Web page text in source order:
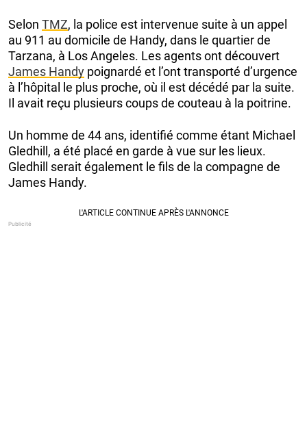
Selon TMZ, la police est intervenue suite à un appel
au 911 au domicile de Handy, dans le quartier de
Tarzana, à Los Angeles. Les agents ont découvert
James Handy poignardé et l’ont transporté d’urgence
à l’hôpital le plus proche, où il est décédé par la suite.
Il avait reçu plusieurs coups de couteau à la poitrine.
Un homme de 44 ans, identifié comme étant Michael
Gledhill, a été placé en garde à vue sur les lieux.
Gledhill serait également le fils de la compagne de
James Handy.